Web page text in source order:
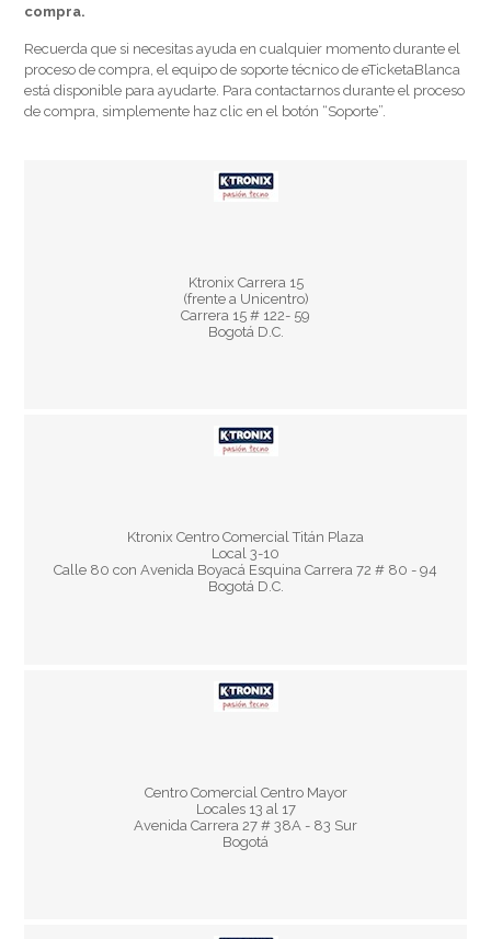
compra.
Recuerda que si necesitas ayuda en cualquier momento durante el
proceso de compra, el equipo de soporte técnico de eTicketaBlanca
está disponible para ayudarte. Para contactarnos durante el proceso
de compra, simplemente haz clic en el botón “Soporte”.
Ktronix Carrera 15
(frente a Unicentro)
Carrera 15 # 122- 59
Bogotá D.C.
Lun - Sáb 10:00 am - 8:00 pm
Dom y Fest 10:00 am - 7:00 pm
Ktronix Centro Comercial Titán Plaza
Local 3-10
Calle 80 con Avenida Boyacá Esquina Carrera 72 # 80 - 94
Bogotá D.C.
Lun - Jue 10:00 am - 8:30 pm
Vier y Sáb 10:00 am - 9:00 pm
Dom y Fest 10:00 am - 8:00 pm
Centro Comercial Centro Mayor
Locales 13 al 17
Avenida Carrera 27 # 38A - 83 Sur
Bogotá
Horario:
Lun – Dom y Fest 10:00 am – 8:00 pm